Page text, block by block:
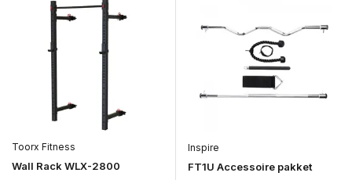
Toorx Fitness
Wall Rack WLX-2800
Inspire
FT1U Accessoire pakket